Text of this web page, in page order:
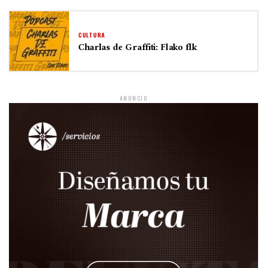
CULTURA
Charlas de Graffiti: Flako flk
ANUNCIO